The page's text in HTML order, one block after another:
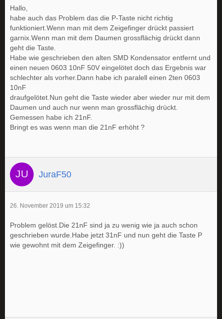
Hallo,
habe auch das Problem das die P-Taste nicht richtig
funktioniert.Wenn man mit dem Zeigefinger drückt passiert
garnix.Wenn man mit dem Daumen grossflächig drückt dann
geht die Taste.
Habe wie geschrieben den alten SMD Kondensator entfernt und
einen neuen 0603 10nF 50V eingelötet doch das Ergebnis war
schlechter als vorher.Dann habe ich paralell einen 2ten 0603
10nF
draufgelötet.Nun geht die Taste wieder aber wieder nur mit dem
Daumen und auch nur wenn man grossflächig drückt.
Gemessen habe ich 21nF.
Bringt es was wenn man die 21nF erhöht ?
JuraF50
26. November 2019 um 15:32
Problem gelöst.Die 21nF sind ja zu wenig wie ja auch schon
geschrieben wurde.Habe jetzt 31nF und nun geht die Taste P
wie gewohnt mit dem Zeigefinger. :))